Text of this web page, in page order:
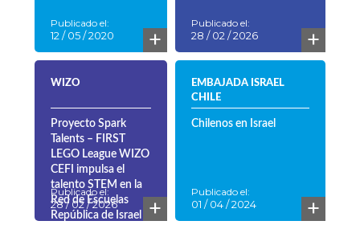
Publicado el:
12 / 05 / 2020 +
Publicado el:
28 / 02 / 2026 +
WIZO
Proyecto Spark
Talents – FIRST
LEGO League WIZO
CEFI impulsa el
talento STEM en la
Red de Escuelas
República de Israel
Publicado el:
28 / 02 / 2026 +
EMBAJADA ISRAEL
CHILE
Chilenos en Israel
Publicado el:
01 / 04 / 2024 +